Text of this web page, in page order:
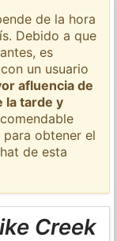
de la hora
Debido a que
es
un usuario
afluencia de
la tarde y
obtener el
de esta
Creek